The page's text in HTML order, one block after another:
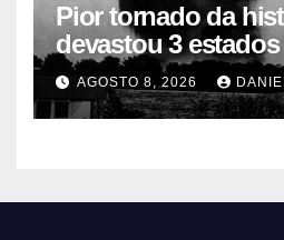
Pior tornado da
devastou 3
centenas de mortos
AGOSTO 8, 2026